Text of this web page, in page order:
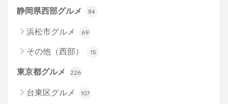
静岡県西部グルメ 84
浜松市グルメ 69
その他（西部） 15
東京都グルメ 226
台東区グルメ 107